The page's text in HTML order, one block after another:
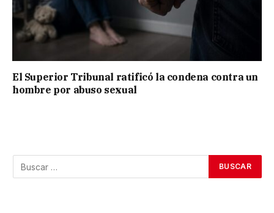
El Superior Tribunal ratificó la condena contra un
hombre por abuso sexual